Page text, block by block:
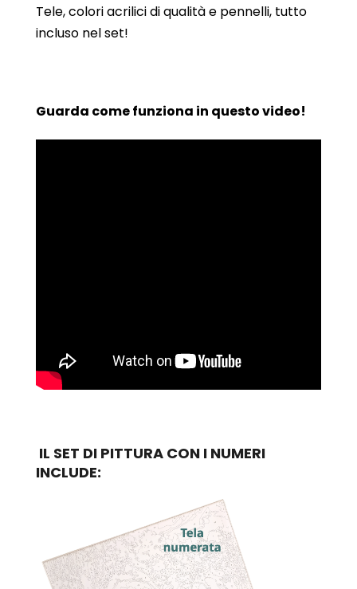
Tele, colori acrilici di qualità e pennelli, tutto
incluso nel set!
Guarda come funziona in questo video!
IL SET DI PITTURA CON I NUMERI
INCLUDE: